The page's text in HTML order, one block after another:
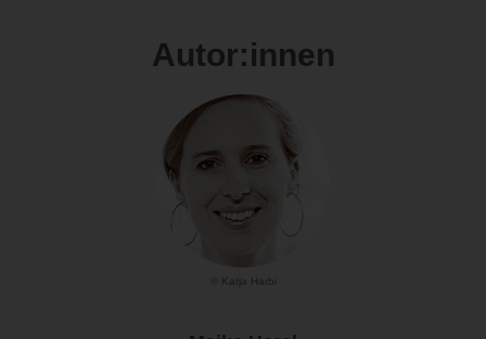
Autor:innen
© Katja Harbi